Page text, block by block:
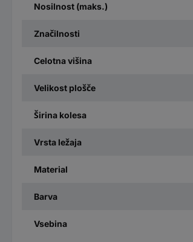
Nosilnost (maks.)
Značilnosti
Celotna višina
Velikost plošče
Širina kolesa
Vrsta ležaja
Material
Barva
Vsebina